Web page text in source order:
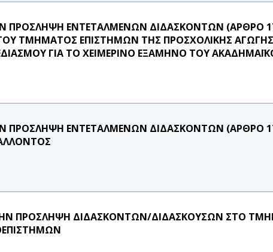
ΠΡΟΣΛΗΨΗ ΕΝΤΕΤΑΛΜΕΝΩΝ ΔΙΔΑΣΚΟΝΤΩΝ (ΑΡΘΡΟ
ΤΜΗΜΑΤΟΣ ΕΠΙΣΤΗΜΩΝ ΤΗΣ ΠΡΟΣΧΟΛΙΚΗΣ
ΓΙΑ ΤΟ ΧΕΙΜΕΡΙΝΟ ΕΞΑΜΗΝΟ ΤΟΥ
ΠΡΟΣΛΗΨΗ ΕΝΤΕΤΑΛΜΕΝΩΝ ΔΙΔΑΣΚΟΝΤΩΝ (ΑΡΘΡΟ
ΠΡΟΣΛΗΨΗ ΔΙΔΑΣΚΟΝΤΩΝ/ΔΙΔΑΣΚΟΥΣΩΝ ΣΤΟ